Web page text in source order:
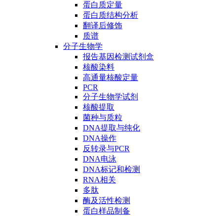
蛋白质定量
蛋白质结构分析
翻译后修饰
质谱
分子生物学
报告基因检测试剂盒
核酸染料
高通量核酸定量
PCR
分子生物学试剂
核酸提取
菌种与质粒
DNA提取与纯化
DNA操作
反转录与PCR
DNA电泳
DNA标记和检测
RNA相关
多肽
酶及活性检测
蛋白样品制备